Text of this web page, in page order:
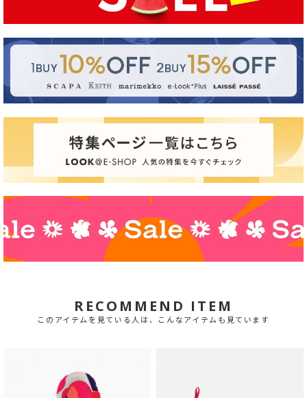
RECOMMEND ITEM
このアイテムを見ている人は、こんなアイテムも見ています